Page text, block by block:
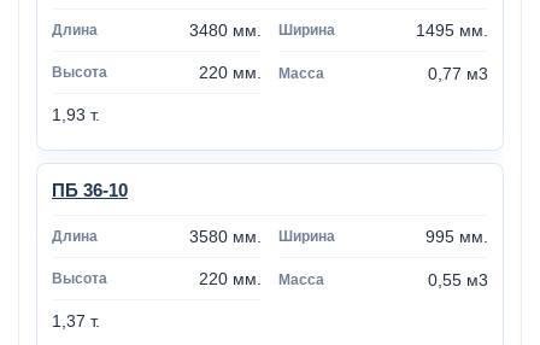
3480 мм. 1495 мм.
220 мм. 0,77 м3
1,93 т.
ПБ 36-10
3580 мм. 995 мм.
220 мм. 0,55 м3
1,37 т.